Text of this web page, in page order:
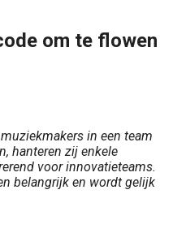
om te flowen
in een team
hanteren zij enkele
voor innovatieteams.
belangrijk en wordt gelijk